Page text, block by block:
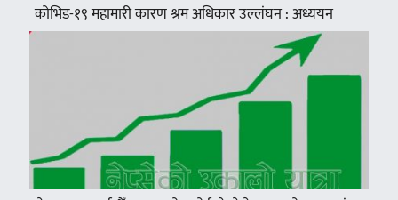
कोभिड-१९ महामारी कारण श्रम अधिकार उल्लंघन : अध्ययन